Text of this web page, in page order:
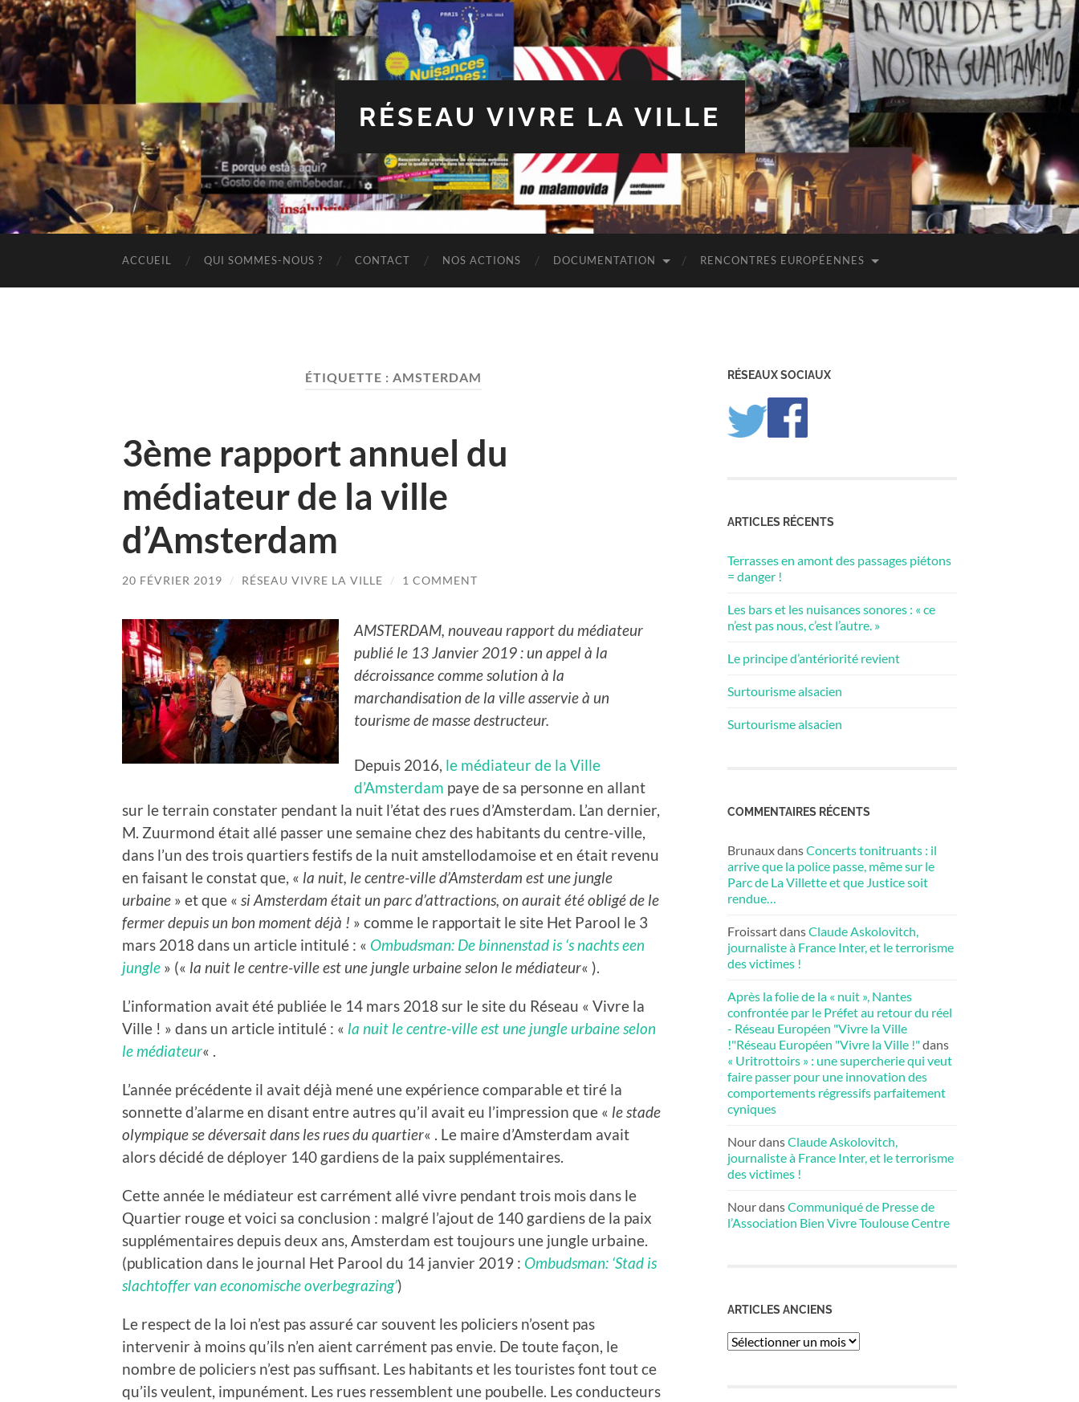
RÉSEAU VIVRE LA VILLE
ACCUEIL QUI SOMMES-NOUS ? CONTACT NOS ACTIONS DOCUMENTATION RENCONTRES EUROPÉENNES
ÉTIQUETTE : AMSTERDAM
3ème rapport annuel du
médiateur de la ville
d’Amsterdam
20 FÉVRIER 2019 / RÉSEAU VIVRE LA VILLE / 1 COMMENT
AMSTERDAM, nouveau rapport du médiateur
publié le 13 Janvier 2019 : un appel à la
décroissance comme solution à la
marchandisation de la ville asservie à un
tourisme de masse destructeur.
Depuis 2016, le médiateur de la Ville
d’Amsterdam paye de sa personne en allant
sur le terrain constater pendant la nuit l’état des rues d’Amsterdam. L’an dernier,
M. Zuurmond était allé passer une semaine chez des habitants du centre-ville,
dans l’un des trois quartiers festifs de la nuit amstellodamoise et en était revenu
en faisant le constat que, « la nuit, le centre-ville d’Amsterdam est une jungle
urbaine » et que « si Amsterdam était un parc d’attractions, on aurait été obligé de le
fermer depuis un bon moment déjà ! » comme le rapportait le site Het Parool le 3
mars 2018 dans un article intitulé : « Ombudsman: De binnenstad is ‘s nachts een
jungle » (« la nuit le centre-ville est une jungle urbaine selon le médiateur« ).
L’information avait été publiée le 14 mars 2018 sur le site du Réseau « Vivre la
Ville ! » dans un article intitulé : « la nuit le centre-ville est une jungle urbaine selon
le médiateur« .
L’année précédente il avait déjà mené une expérience comparable et tiré la
sonnette d’alarme en disant entre autres qu’il avait eu l’impression que « le stade
olympique se déversait dans les rues du quartier« . Le maire d’Amsterdam avait
alors décidé de déployer 140 gardiens de la paix supplémentaires.
Cette année le médiateur est carrément allé vivre pendant trois mois dans le
Quartier rouge et voici sa conclusion : malgré l’ajout de 140 gardiens de la paix
supplémentaires depuis deux ans, Amsterdam est toujours une jungle urbaine.
(publication dans le journal Het Parool du 14 janvier 2019 : Ombudsman: ‘Stad is
slachtoffer van economische overbegrazing’)
Le respect de la loi n’est pas assuré car souvent les policiers n’osent pas
intervenir à moins qu’ils n’en aient carrément pas envie. De toute façon, le
nombre de policiers n’est pas suffisant. Les habitants et les touristes font tout ce
qu’ils veulent, impunément. Les rues ressemblent une poubelle. Les conducteurs
RÉSEAUX SOCIAUX
ARTICLES RÉCENTS
Terrasses en amont des passages piétons
= danger !
Les bars et les nuisances sonores : « ce
n’est pas nous, c’est l’autre. »
Le principe d’antériorité revient
Surtourisme alsacien
Surtourisme alsacien
COMMENTAIRES RÉCENTS
BrunauxdansConcerts tonitruants : il
arrive que la police passe, même sur le
Parc de La Villette et que Justice soit
rendue…
FroissartdansClaude Askolovitch,
journaliste à France Inter, et le terrorisme
des victimes !
Après la folie de la « nuit », Nantes
confrontée par le Préfet au retour du réel
- Réseau Européen "Vivre la Ville
!"Réseau Européen "Vivre la Ville !"dans
« Uritrottoirs » : une supercherie qui veut
faire passer pour une innovation des
comportements régressifs parfaitement
cyniques
NourdansClaude Askolovitch,
journaliste à France Inter, et le terrorisme
des victimes !
NourdansCommuniqué de Presse de
l’Association Bien Vivre Toulouse Centre
ARTICLES ANCIENS
Articles